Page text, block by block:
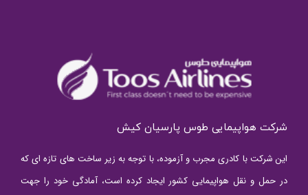
شرکت هواپیمایی طوس پارسیان کیش
این شرکت با کادری مجرب و آزموده، با توجه به زیر ساخت های تازه ای که
در حمل و نقل هواپیمایی کشور ایجاد کرده است، آمادگی خود را جهت